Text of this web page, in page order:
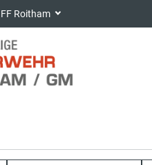
FF Roitham